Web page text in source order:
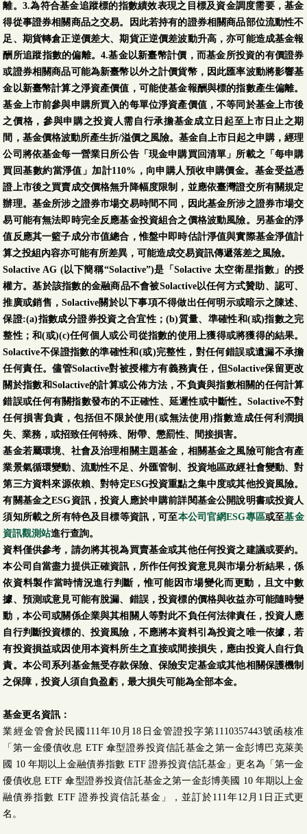
離。3.為符合基金追蹤標的指數績效表現之目標及資金調度需要，基金
得從事證券相關商品之交易。因此若持有的證券相關商品部位流動性不
足、期貨轉倉正逆價差大、期貨正逆價差波動升高，亦可能造成基金報
酬所追蹤指數的偏離。4.基金以新臺幣計價，而基金所投資的有價證券
或證券相關商品可能為新臺幣以外之計價貨幣，因此匯率波動將影響基
金以新臺幣計算之淨資產價值，可能使基金報酬與標的指數產生偏離。
基金上市前參與申購所買入的每單位淨資產價值，不等同於基金上市後
之價格，參與申購之投資人需自行承擔基金成立日起至上市日止之期
間，基金價格波動所產生折/溢價之風險。基金自上市日起之申購，經理
公司將依基金每一營業日所公告「現金申購買回清單」所載之「每申購
買回基數約當淨值」加計110%，向申購人預收申購價金。基金受益憑
證上市後之買賣成交價格無升降幅度限制，並應依臺灣證交所有關規定
辦理。基金所涉之證券市場交易時間不同，因此基金所涉之證券市場交
易可能有無法即時完全反應基金投資組合之價格波動風險。另基金的淨
值反應其一籃子成分市值總合，惟盤中即時估計淨值與實際基金淨值計
算之投組內容亦可能有所差異，可能造成交易資訊傳遞落差之風險。
Solactive AG (以下簡稱“Solactive”)是「Solactive 太空衛星指數」的授
權方。基於該指數的金融商品不會被Solactive以任何方式贊助、認可、
推廣或銷售，Solactive關於以下事項不得做出任何明示或暗示之陳述、
保證:(a)指數成分證券投資之合宜性；(b)質量、準確性和(或)指數之完
整性；和(或)(c)任何個人或公司從指數的使用上獲得或將獲得的結果。
Solactive不保證指數的準確性和(或)完整性，對任何錯誤或遺漏不承擔
任何責任。儘管Solactive對被授權方有義務責任，但Solactive保留更改
關於指數和Solactive的計算或公佈方法，不負責與指數相關的任何計算
錯誤或任何有關指數發布的不正確性、延遲性或中斷性。Solactive不對
任何損害負責，包括但不限於使用(或無法使用)指數造成任何利潤損
失、業務，或招致任何特殊、附帶、懲罰性、間接損害。
基金若屬環境、社會及治理相關主題基金，相關基金之風險可能含有產
業景氣循環變動、流動性不足、外匯管制、投資地區政經社會變動、對
第三方資料來源依賴、對特定ESG投資重點之集中度或其他投資風險。
有關基金之ESG資訊，投資人應於申購前詳閱基金公開說明書或投資人
須知所載之所有特色及目標等資訊，可至本公司官網ESG專區或至基金
資訊觀測站進行查詢。
資料僅供參考，請勿將其視為買賣基金或其他任何投資之建議或要約。
本公司自當盡力提供正確資訊，所作任何投資意見與市場分析結果，係
依資料製作當時情況進行判斷，惟可能因市場變化而更動，且文中數
據、預測或意見可能有脫漏、錯誤，投資標的價格與收益亦可能隨時變
動，本公司或關係企業與其相關人等對此不負任何法律責任，投資人應
自行判斷投資標的、投資風險，不應將本資料引為投資之唯一依據，若
有投資損益或因使用本資料所生之直接或間接損失，應由投資人自行負
責。本公司系列基金無受存款保險、保險安定基金或其他相關保護機制
之保障，投資人須自負盈虧，最大損失可能為全部本金。
基金更名資訊：
業經金管會於民國111年10月18日金管證投字第1110357443號函核准
「第一金優債收息 ETF 傘型證券投資信託基金之第一金彭博巴克萊美
國 10 年期以上金融債券指數 ETF 證券投資信託基金」更名為「第一金
優債收息 ETF 傘型證券投資信託基金之第一金彭博美國 10 年期以上金
融債券指數 ETF 證券投資信託基金」，並訂於111年12月1日正式更
名。